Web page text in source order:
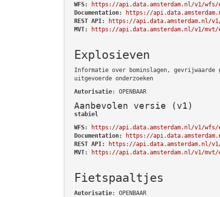
WFS:
https://api.data.amsterdam.nl/v1/wfs/
Documentation:
https://
REST API:
https://api.data.amsterdam.nl/v1/
MVT:
https://api.data.amsterdam.nl/v1/mvt/
Explosieven
Informatie over bominslagen, gevrijwaarde
uitgevoerde onderzoeken
Autorisatie: OPENBAAR
Aanbevolen versie (v1)
stabiel
WFS:
https://api.data.amsterdam.nl/v1/wfs/
Documentation:
https://
REST API:
https://api.data.amsterdam.nl/
MVT:
https://api.data.amsterdam.nl/v1/mvt/
Fietspaaltjes
Autorisatie: OPENBAAR